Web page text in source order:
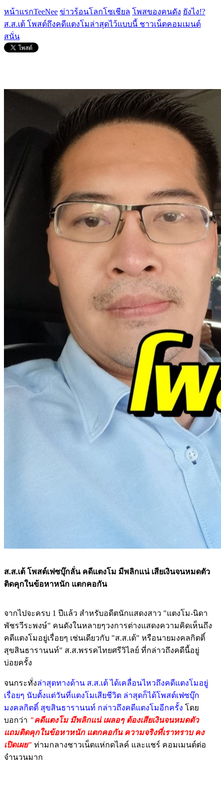
หน้าแรกTeeNee ข่าวร้อนโลกโซเชียล โพสของคนดัง ยังไง!?
ส.ส.เต้ โพสต์ถึงคดีแตงโมล่าสุดไว้แบบนี้ ชาวเน็ตคอมเมนต์
สนั่น
ส.ส.เต้ โพสต์เฟซบุ๊กลั่น คดีแตงโม มีพลิกแน่ เสียเงินจนหมดตัว
ติดคุกในข้อหาหนัก แตกคอกัน
จากไปจะครบ 1 ปีแล้ว สำหรับอดีตนักแสดงสาว "แตงโม-นิดา
พัชรวีระพงษ์" คนดังในหลายๆวงการต่างแสดงความคิดเห็นถึง
คดีแตงโมอยู่เรื่อยๆ เช่นเดียวกับ "ส.ส.เต้" หรือนายมงคลกิตติ์
สุขสินธารานนท์" ส.ส.พรรคไทยศรีวิไลย์ ที่กล่าวถึงคดีนี้อยู่
บ่อยครั้ง
จนกระทั่งล่าสุดทางด้าน ส.ส.เต้ ได้เคลื่อนไหวถึงคดีแตงโมอยู่
เรื่อยๆ นับตั้งแต่วันที่แตงโมเสียชีวิต ล่าสุดก็ได้โพสต์เฟซบุ๊ก
มงคลกิตติ์ สุขสินธารานนท์ กล่าวถึงคดีแตงโมอีกครั้ง โดย
บอกว่า "คดีแตงโม มีพลิกแน่ เผลอๆ ต้องเสียเงินจนหมดตัว
แถมติดคุกในข้อหาหนัก แตกคอกัน ความจริงที่เราทราบ คง
เปิดเผย" ท่ามกลางชาวเน็ตแห่กดไลค์ และแชร์ คอมเมนต์ต่อ
จำนวนมาก